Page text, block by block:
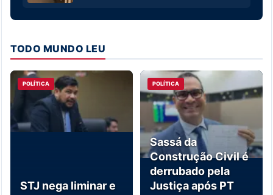
TODO MUNDO LEU
POLÍTICA
STJ nega liminar e
POLÍTICA
Sassá da
Construção Civil é
derrubado pela
Justiça após PT